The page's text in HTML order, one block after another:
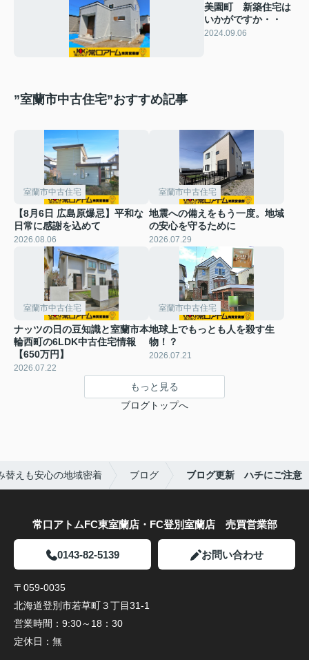
美園町 新築住宅は
いかがですか・・
2024.09.06
”室蘭市中古住宅”おすすめ記事
室蘭市中古住宅
【8月6日 広島原爆忌】平和な
日常に感謝を込めて
2026.08.06
室蘭市中古住宅
地震への備えをもう一度。地域
の安心を守るために
2026.07.29
室蘭市中古住宅
ナッツの日の豆知識と室蘭市本
輪西町の6LDK中古住宅情報
【650万円】
2026.07.22
室蘭市中古住宅
地球上でもっとも人を殺す生
物！？
2026.07.21
もっと見る
ブログトップへ
替えも安心の地域密着 ブログ ブログ更新 ハチにご注意
常口アトムFC東室蘭店・FC登別室蘭店 売買営業部
0143-82-5139 お問い合わせ
〒059-0035
北海道登別市若草町３丁目31-1
営業時間： 9:30～18：30
定休日： 無